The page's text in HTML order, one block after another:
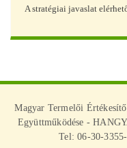
A stratégiai javaslat
Magyar Termelői
Együttműködése -
Tel: 06-30-